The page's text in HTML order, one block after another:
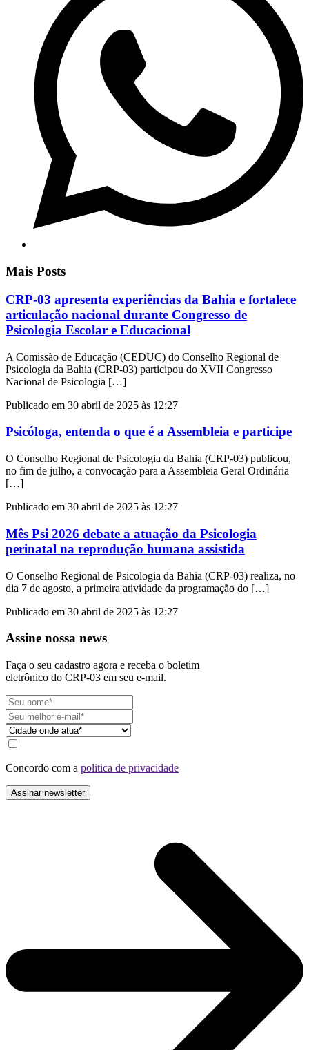
Mais Posts
CRP-03 apresenta experiências da Bahia e fortalece
articulação nacional durante Congresso de
Psicologia Escolar e Educacional
A Comissão de Educação (CEDUC) do Conselho Regional de
Psicologia da Bahia (CRP-03) participou do XVII Congresso
Nacional de Psicologia […]
Publicado em 30 abril de 2025 às 12:27
Psicóloga, entenda o que é a Assembleia e participe
O Conselho Regional de Psicologia da Bahia (CRP-03) publicou,
no fim de julho, a convocação para a Assembleia Geral Ordinária
[…]
Publicado em 30 abril de 2025 às 12:27
Mês Psi 2026 debate a atuação da Psicologia
perinatal na reprodução humana assistida
O Conselho Regional de Psicologia da Bahia (CRP-03) realiza, no
dia 7 de agosto, a primeira atividade da programação do […]
Publicado em 30 abril de 2025 às 12:27
Assine nossa news
Faça o seu cadastro agora e receba o boletim
eletrônico do CRP-03 em seu e-mail.
Concordo com a politica de privacidade